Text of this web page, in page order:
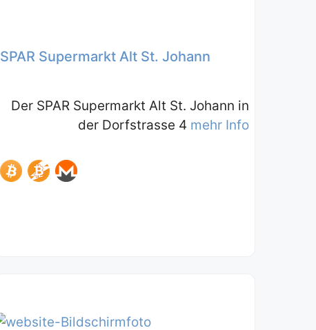
SPAR Supermarkt Alt St. Johann
Der SPAR Supermarkt Alt St. Johann in
der Dorfstrasse 4 mehr Info